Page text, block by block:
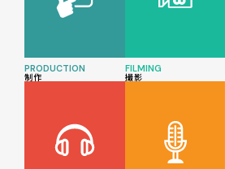
PRODUCTION
制作
FILMING
撮影